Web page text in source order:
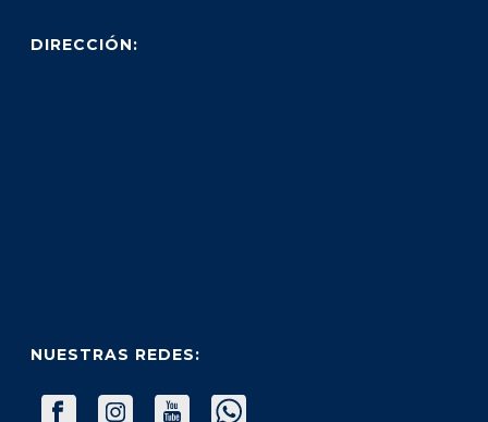
DIRECCIÓN:
NUESTRAS REDES: